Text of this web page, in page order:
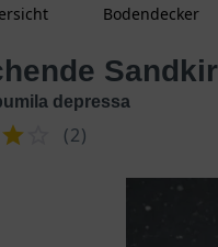
Bodendecker
depressa
(2)